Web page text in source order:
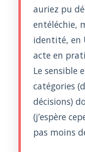
auriez pu
entéléchie,
identité, en
acte en
Le sensible
catégories
décisions)
(j’espère
pas moins